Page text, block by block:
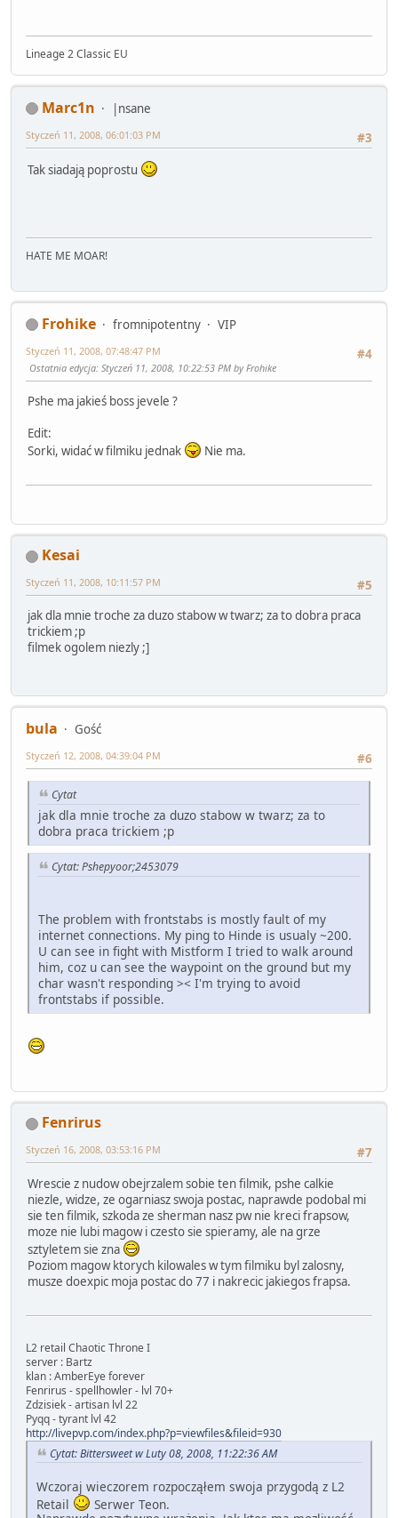
Lineage 2 Classic EU
Marc1n
|nsane
#3
Styczeń 11, 2008, 06:01:03 PM
Tak siadają poprostu
HATE ME MOAR!
Frohike fromnipotentny
VIP
#4
Styczeń 11, 2008, 07:48:47 PM
Ostatnia edycja: Styczeń 11, 2008, 10:22:53 PM by Frohike
Pshe ma jakieś boss jevele ?
Edit:
Sorki, widać w filmiku jednak
Nie ma.
Kesai
#5
Styczeń 11, 2008, 10:11:57 PM
jak dla mnie troche za duzo stabow w twarz; za to dobra praca
trickiem ;p
filmek ogolem niezly ;]
bula
Gość
#6
Styczeń 12, 2008, 04:39:04 PM
Cytat
jak dla mnie troche za duzo stabow w twarz; za to
dobra praca trickiem ;p
Cytat: Pshepyoor;2453079
The problem with frontstabs is mostly fault of my
internet connections. My ping to Hinde is usualy ~200.
U can see in fight with Mistform I tried to walk around
him, coz u can see the waypoint on the ground but my
char wasn't responding >< I'm trying to avoid
frontstabs if possible.
Fenrirus
#7
Styczeń 16, 2008, 03:53:16 PM
Wrescie z nudow obejrzalem sobie ten filmik, pshe calkie
niezle, widze, ze ogarniasz swoja postac, naprawde podobal mi
sie ten filmik, szkoda ze sherman nasz pw nie kreci frapsow,
moze nie lubi magow i czesto sie spieramy, ale na grze
sztyletem sie zna
Poziom magow ktorych kilowales w tym filmiku byl zalosny,
musze doexpic moja postac do 77 i nakrecic jakiegos frapsa.
L2 retail Chaotic Throne I
server : Bartz
klan : AmberEye forever
Fenrirus - spellhowler - lvl 70+
Zdzisiek - artisan lvl 22
Pyqq - tyrant lvl 42
http://livepvp.com/index.php?p=viewfiles&fileid=930
Cytat: Bittersweet w Luty 08, 2008, 11:22:36 AM
Wczoraj wieczorem rozpocząłem swoja przygodą z L2
Retail
Serwer Teon.